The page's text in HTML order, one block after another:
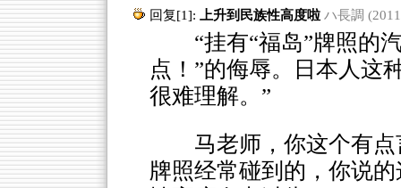
回复[1]: 上升到民族性高度啦 ハ長調
“挂有“福岛”牌照的汽
点！”的侮辱。日本人这
很难理解。”
马老师，你这个有
牌照经常碰到的，你说